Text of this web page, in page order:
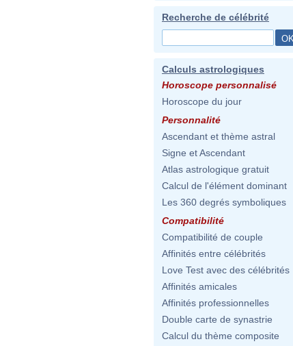
Recherche de célébrité
Calculs astrologiques
Horoscope personnalisé
Horoscope du jour
Personnalité
Ascendant et thème astral
Signe et Ascendant
Atlas astrologique gratuit
Calcul de l'élément dominant
Les 360 degrés symboliques
Compatibilité
Compatibilité de couple
Affinités entre célébrités
Love Test avec des célébrités
Affinités amicales
Affinités professionnelles
Double carte de synastrie
Calcul du thème composite